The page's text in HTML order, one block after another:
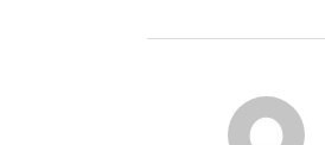
POST AUTHOR